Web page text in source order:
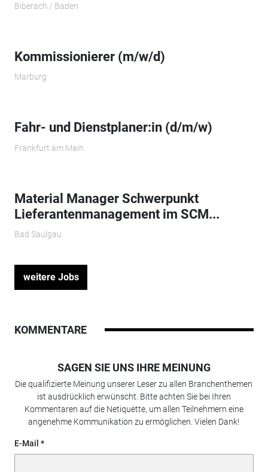
Biberach / Baden
Kommissionierer (m/w/d)
Marburg
Fahr- und Dienstplaner:in (d/m/w)
Frankfurt am Main
Material Manager Schwerpunkt
Lieferantenmanagement im SCM...
Bad Saulgau
weitere Jobs
KOMMENTARE
SAGEN SIE UNS IHRE MEINUNG
Die qualifizierte Meinung unserer Leser zu allen Branchenthemen
ist ausdrücklich erwünscht. Bitte achten Sie bei Ihren
Kommentaren auf die Netiquette, um allen Teilnehmern eine
angenehme Kommunikation zu ermöglichen. Vielen Dank!
E-Mail